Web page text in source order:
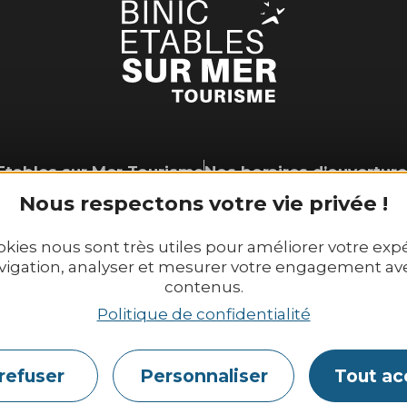
Nous respectons votre vie privée !
nous sont très utiles pour améliorer votre
analyser et mesurer votre engagement
contenus.
Politique de confidentialité
Personnaliser Tout
sur Mer Tourisme
6 place Le Pomellec
Tél. 02 96 73 60 12
Nos horaires
Du lundi au samedi :
Dimanche et jours fériés
Contactez-nous